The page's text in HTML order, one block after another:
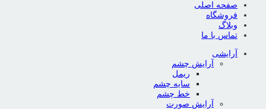
صفحه اصلی
فروشگاه
وبلاگ
تماس با ما
آرایشی
آرایش چشم
ریمل
سایه چشم
خط چشم
آرایش صورت